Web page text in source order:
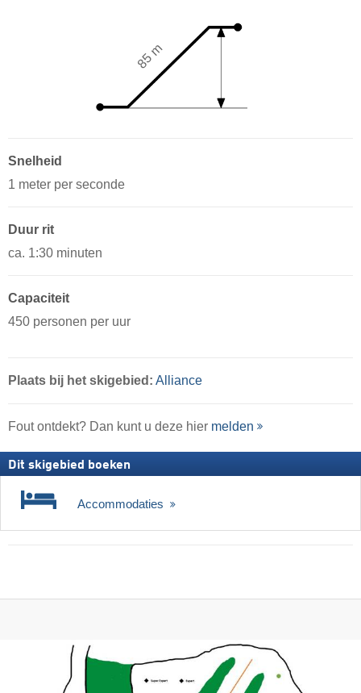
85 m
Snelheid
1 meter per seconde
Duur rit
ca. 1:30 minuten
Capaciteit
450 personen per uur
Plaats bij het skigebied: Alliance
Fout ontdekt? Dan kunt u deze hier melden
Dit skigebied boeken
Accommodaties